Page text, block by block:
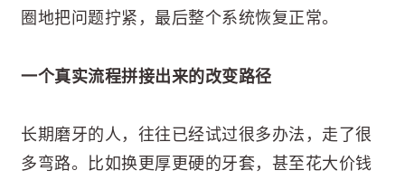
圈地把问题拧紧，最后整个系统恢复正常。
一个真实流程拼接出来的改变路径
长期磨牙的人，往往已经试过很多办法，走了很
多弯路。比如换更厚更硬的牙套，甚至花大价钱